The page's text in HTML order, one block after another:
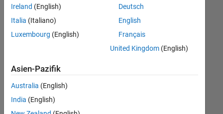
oder
alle
Stellenangebote
anzeigen .
noch
keine
offenen
Stellen
Ireland (English)
Italia (Italiano)
Luxembourg (English)
Deutsch
English
Français
United Kingdom(English)
Asien-Pazifik
Australia (English)
India (English)